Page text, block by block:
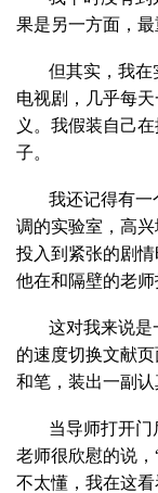
果是另一方面，最
但其实，我在
电视剧，几乎每
义。我假装自己
子。
我还记得有一
调的实验室，高
投入到紧张的剧
他在和隔壁的老师
这对我来说是
的速度切换文献
和笔，装出一副认
当导师打开门
老师很欣慰的说
不太懂，我在这